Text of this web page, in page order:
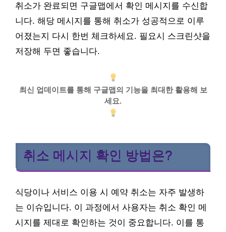
취소가 완료되면 구글맵에서 확인 메시지를 수신합
니다. 해당 메시지를 통해 취소가 성공적으로 이루
어졌는지 다시 한번 체크하세요. 필요시 스크린샷을
저장해 두면 좋습니다.
최신 업데이트를 통해 구글맵의 기능을 최대한 활용해 보
세요.
취소 메시지 확인 방법은?
식당이나 서비스 이용 시 예약 취소는 자주 발생하
는 이슈입니다. 이 과정에서 사용자는 취소 확인 메
시지를 제대로 확인하는 것이 중요합니다. 이를 통